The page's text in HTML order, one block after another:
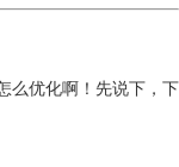
么优化啊！先说下，下